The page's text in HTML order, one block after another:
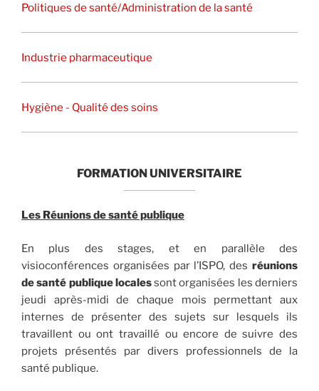
Politiques de santé/Administration de la santé
Industrie pharmaceutique
Hygiène - Qualité des soins
FORMATION UNIVERSITAIRE
Les Réunions de santé publique
En plus des stages, et en parallèle des
visioconférences organisées par l’ISPO, des réunions
de santé publique localessont organisées les derniers
jeudi après-midi de chaque mois permettant aux
internes de présenter des sujets sur lesquels ils
travaillent ou ont travaillé ou encore de suivre des
projets présentés par divers professionnels de la
santé publique.